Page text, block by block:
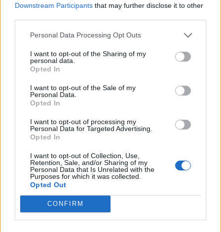
Downstream Participants that may further disclose it to other
Personal Data Processing Opt Outs
I want to opt-out of the Sharing of my
personal data.
Opted In
I want to opt-out of the Sale of my
Personal Data.
Opted In
I want to opt-out of processing my
Personal Data for Targeted Advertising.
Opted In
I want to opt-out of Collection, Use,
Retention, Sale, and/or Sharing of my
Personal Data that Is Unrelated with the
Purposes for which it was collected.
Opted Out
CONFIRM
Πελοπόννησος
την εξυγίανση του ζωικού κεφαλαίου
08 Ιανουαρίου 2020 13:08